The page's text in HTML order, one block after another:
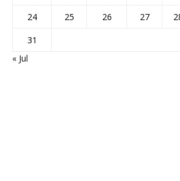
24
25 26 27
31
« Jul